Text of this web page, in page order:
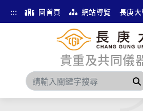
::: 回首頁 網站導覽 長庚
貴重及共同儀